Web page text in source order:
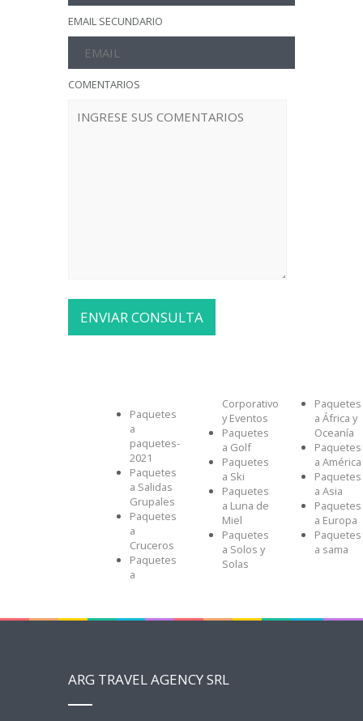
EMAIL SECUNDARIO
COMENTARIOS
Paquetes
a
paquetes-
2021
Paquetes
a Salidas
Grupales
Paquetes
a
Cruceros
Paquetes
a
Corporativo
y Eventos
Paquetes
a Golf
Paquetes
a Ski
Paquetes
a Luna de
Miel
Paquetes
a Solos y
Solas
Paquetes
a África y
Oceanía
Paquetes
a América
Paquetes
a Asia
Paquetes
a Europa
Paquetes
a sama
ARG TRAVEL AGENCY SRL